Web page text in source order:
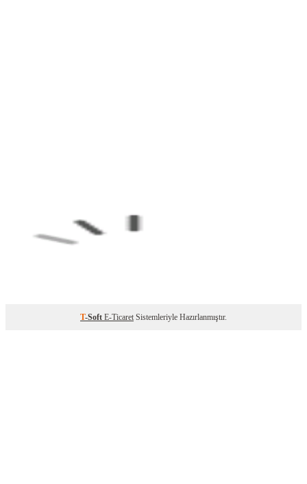
T-Soft E-Ticaret Sistemleriyle Hazırlanmıştır.